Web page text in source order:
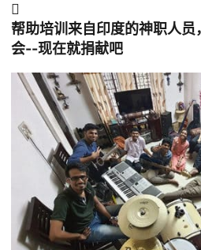

帮助培训来自印度的神职人
会--现在就捐献吧